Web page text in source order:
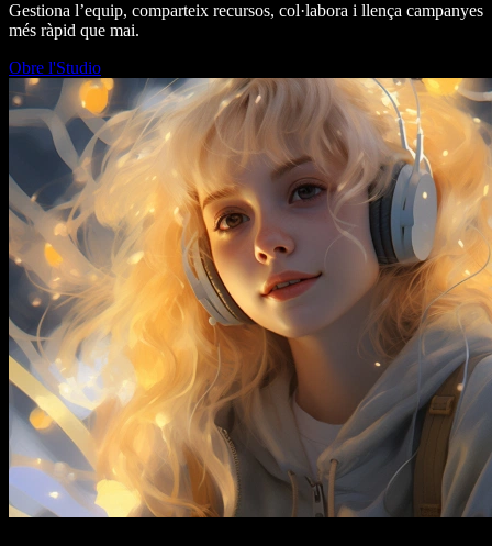
Gestiona l’equip, comparteix recursos, col·labora i llença campanyes
més ràpid que mai.
Obre l'Studio